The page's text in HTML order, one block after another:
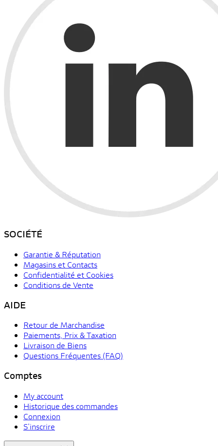
SOCIÉTÉ
Garantie & Réputation
Magasins et Contacts
Confidentialité et Cookies
Conditions de Vente
AIDE
Retour de Marchandise
Paiements, Prix & Taxation
Livraison de Biens
Questions Fréquentes (FAQ)
Comptes
My account
Historique des commandes
Connexion
S'inscrire